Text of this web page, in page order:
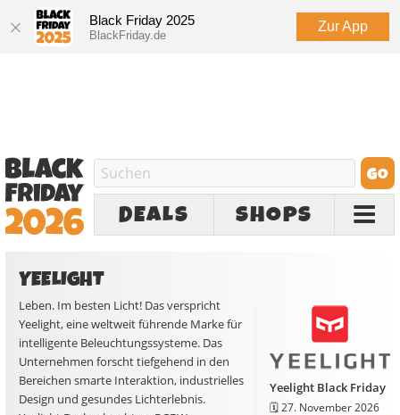
Black Friday 2025
BlackFriday.de
Zur App
DEALS SHOPS
YEELIGHT
Yeelight Black Friday
🗓️27. November 2026
Leben. Im besten Licht! Das verspricht
Yeelight, eine weltweit führende Marke für
intelligente Beleuchtungssysteme. Das
Unternehmen forscht tiefgehend in den
Bereichen smarte Interaktion, industrielles
Design und gesundes Lichterlebnis.